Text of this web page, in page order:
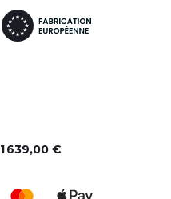
1 639,00 €